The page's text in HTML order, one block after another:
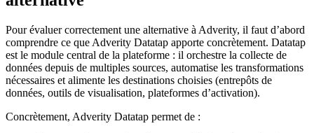
Pour évaluer correctement une alternative à Adverity, il faut d’abord
comprendre ce que Adverity Datatap apporte concrètement. Datatap
est le module central de la plateforme : il orchestre la collecte de
données depuis de multiples sources, automatise les transformations
nécessaires et alimente les destinations choisies (entrepôts de
données, outils de visualisation, plateformes d’activation).
Concrètement, Adverity Datatap permet de :